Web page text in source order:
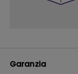
Garanzia